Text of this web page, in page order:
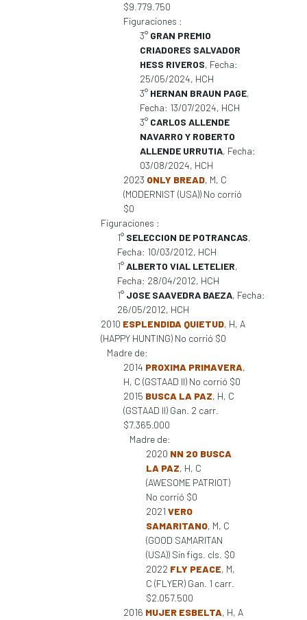
$9.779.750
Figuraciones :
3° GRAN PREMIO
CRIADORES SALVADOR
HESS RIVEROS, Fecha:
25/05/2024, HCH
3° HERNAN BRAUN PAGE,
Fecha: 13/07/2024, HCH
3° CARLOS ALLENDE
NAVARRO Y ROBERTO
ALLENDE URRUTIA, Fecha:
03/08/2024, HCH
2023 ONLY BREAD, M, C
(MODERNIST (USA)) No corrió
$0
Figuraciones :
1° SELECCION DE POTRANCAS,
Fecha: 10/03/2012, HCH
1°ALBERTO VIAL LETELIER,
Fecha: 28/04/2012, HCH
1° JOSE SAAVEDRA BAEZA, Fecha:
26/05/2012, HCH
2010 ESPLENDIDA QUIETUD, H, A
(HAPPY HUNTING) No corrió $0
Madre de:
2014 PROXIMA PRIMAVERA,
H, C (GSTAAD II) No corrió $0
2015 BUSCA LA PAZ, H, C
(GSTAAD II) Gan. 2 carr.
$7.365.000
Madre de:
2020 NN 20 BUSCA
LA PAZ, H, C
(AWESOME PATRIOT)
No corrió $0
2021 VERO
SAMARITANO, M, C
(GOOD SAMARITAN
(USA)) Sin figs. cls. $0
2022 FLY PEACE, M,
C (FLYER) Gan. 1 carr.
$2.057.500
2016 MUJER ESBELTA, H, A